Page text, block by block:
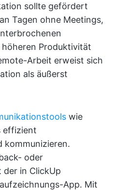
sollte gefördert
Tagen ohne Meetings,
Produktivität
Arbeit erweist sich
als äußerst
wie
effizient
kommunizieren.
oder
der in ClickUp
App. Mit